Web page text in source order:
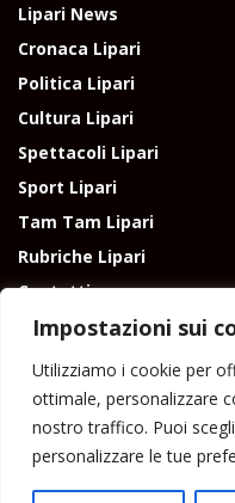
Impostazioni sui
Utilizziamo i cookie per
ottimale, personalizzare
nostro traffico. Puoi
personalizzare le tue
Lipari News
Cronaca Lipari
Politica Lipari
Cultura Lipari
Spettacoli Lipari
Sport Lipari
Tam Tam Lipari
Rubriche Lipari
Contatti
Direttore responsabile: Peppe
Lipari (Me) - Tel. 3924544698
peppepaino1@gmail.com